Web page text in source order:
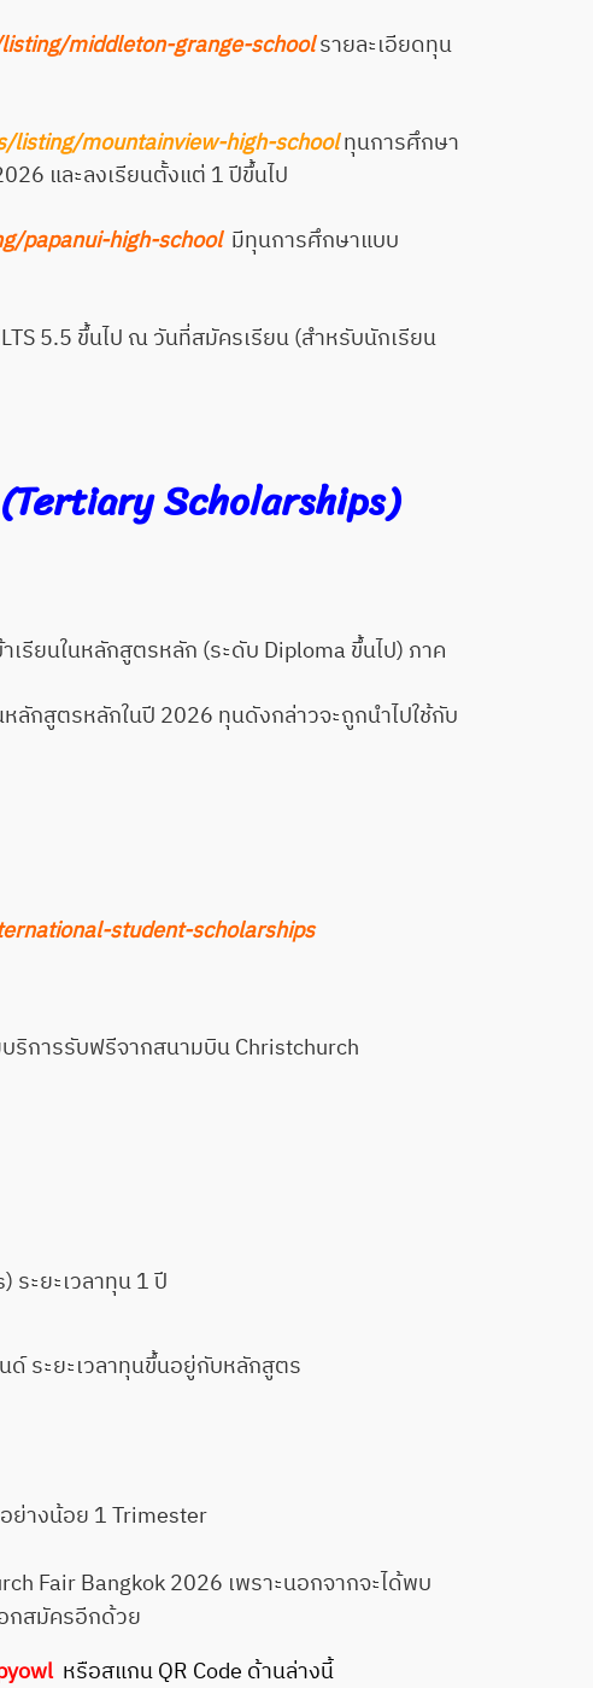
middleton-grange-schoolรายละเอียดทุน
mountainview-high-schoolทุนการศึกษา
และลงเรียนตั้งแต่ 1 ปีขึ้นไป
papanui-high-school มีทุนการศึกษาแบบ
5.5 ขึ้นไป ณ วันที่สมัครเรียน (สำหรับนักเรียน
Scholarships)
รียนในหลักสูตรหลัก (ระดับ Diploma ขึ้นไป) ภาค
ลักสูตรหลักในปี 2026 ทุนดังกล่าวจะถูกนำไปใช้กับ
student-scholarships
ริการรับฟรีจากสนามบิน Christchurch
ะยะเวลาทุน 1 ปี
ระยะเวลาทุนขึ้นอยู่กับหลักสูตร
ย่างน้อย 1 Trimester
Fair Bangkok 2026 เพราะนอกจากจะได้พบ
กสมัครอีกด้วย
หรือสแกน QR Code ด้านล่างนี้